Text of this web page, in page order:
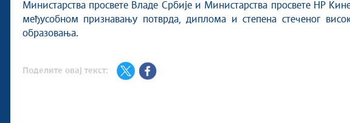
Министарства просвете Владе Србије и Министарства просвете НР
међусобном признавању потврда, диплома и степена стеченог
образовања.
Поделите овај текст: